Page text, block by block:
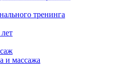
тренинга
и массажа